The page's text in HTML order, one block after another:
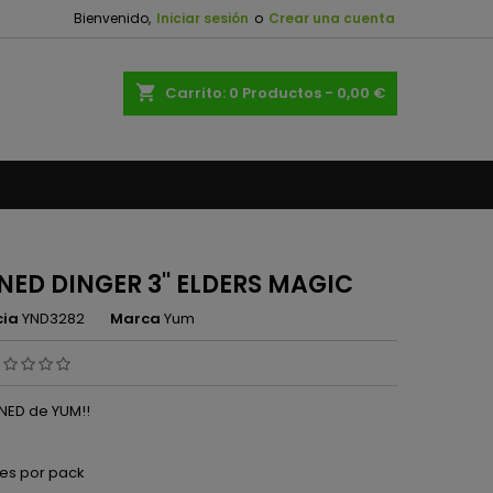
Bienvenido, Iniciar sesión o Crear una cuenta
shopping_cart Carrito: 0 Productos - 0,00 €
DINGER 3'' ELDERS MAGIC
YND3282 Marca Yum
de YUM!!
por pack